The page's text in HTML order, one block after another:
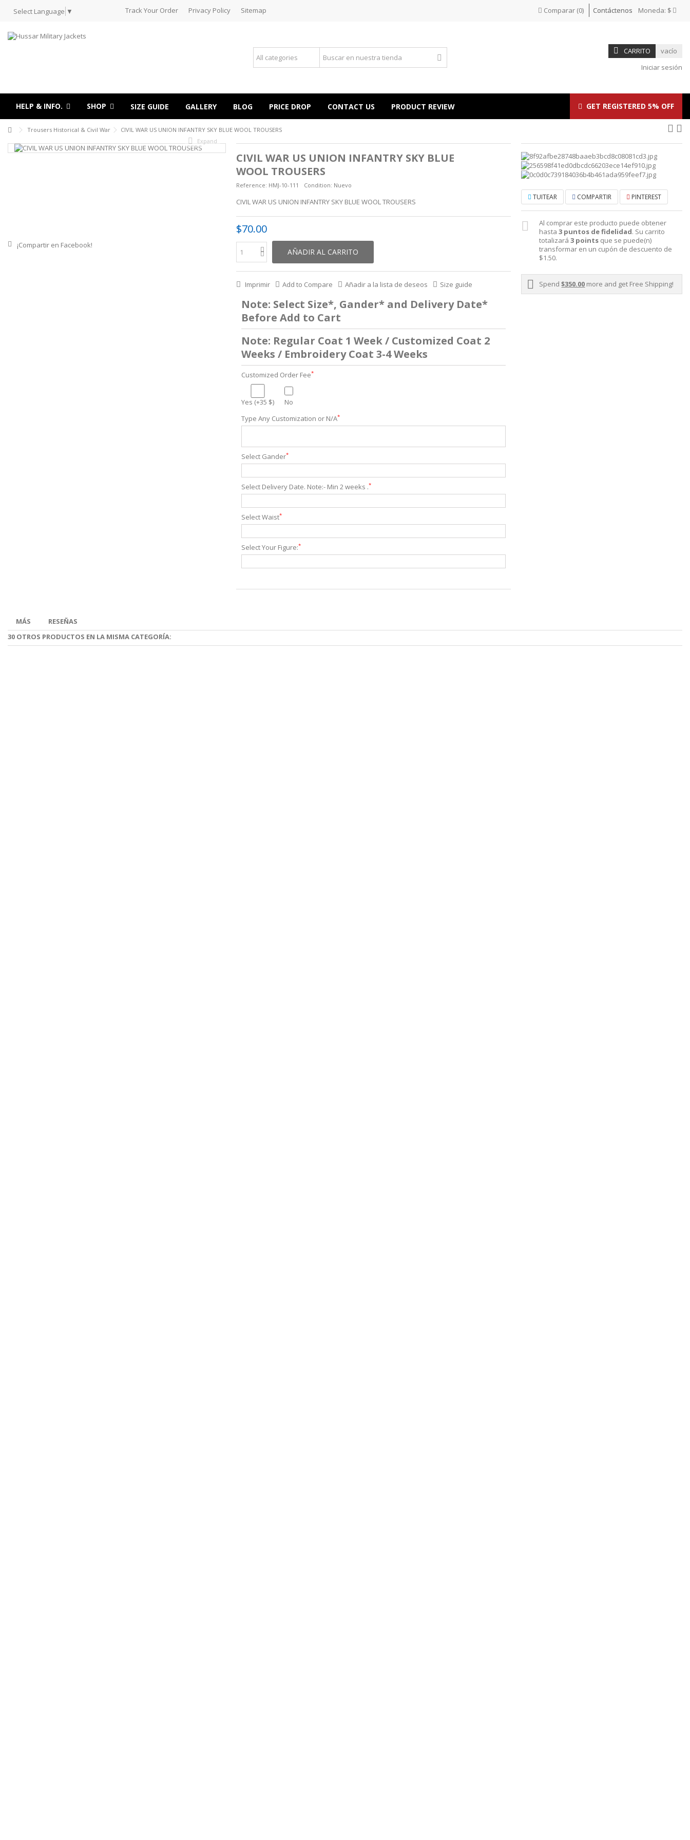
Select Language ▼ Moneda: $
Contáctenos
Track Your Order Privacy Policy Sitemap Comparar (0)
CARRITO
vacío
Iniciar sesión
HELP & INFO. SHOP SIZE GUIDE GALLERY BLOG PRICE DROP CONTACT US GET REGISTERED 5% OFF
PRODUCT REVIEW
Trousers Historical & Civil War
CIVIL WAR US UNION INFANTRY SKY BLUE WOOL TROUSERS
Expand
¡Compartir en Facebook!
CIVIL WAR US UNION INFANTRY SKY BLUE
WOOL TROUSERS
Reference: HMJ-10-111 Condition: Nuevo
CIVIL WAR US UNION INFANTRY SKY BLUE WOOL TROUSERS
$70.00
AÑADIR AL CARRITO
Imprimir Add to Compare Añadir a la lista de deseos Size guide
Note: Select Size*, Gander* and Delivery Date*
Before Add to Cart
Note: Regular Coat 1 Week / Customized Coat 2
Weeks / Embroidery Coat 3-4 Weeks
Customized Order Fee*
Yes (+35 $)
No
Type Any Customization or N/A*
Select Gander*
Select Delivery Date. Note:- Min 2 weeks .*
Select Waist*
Select Your Figure:*
TUITEAR COMPARTIR PINTEREST
Al comprar este producto puede obtener
hasta3 puntos de fidelidad. Su carrito
totalizará3 points que se puede(n)
transformar en un cupón de descuento de
$1.50.
Spend$350.00 more and get Free Shipping!
MÁS
RESEÑAS
30 OTROS PRODUCTOS EN LA MISMA CATEGORÍA: